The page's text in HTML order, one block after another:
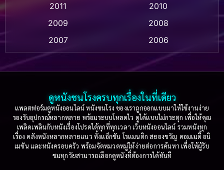
Based on a True Story เรื่องจริง(36)
Based on Novel(16)
Betrayal(1)
Biography(3)
2011
2010
2009
2008
2007
2006
2005
2004
2003
2002
2001
2000
1999
1998
1997
1996
1995
1994
1993
1992
ดูหนังชนโรงครบทุกเรื่องในที่เดียว
แพลตฟอร์มดูหนังออนไลน์ หนังชนโรง ของเราถูกออกแบบมาให้ใช้งานง่าย
รองรับอุปกรณ์หลากหลาย พร้อมระบบโหลดไว ดูได้แบบไม่กระตุก เพื่อให้คุณ
เพลิดเพลินกับหนังเรื่องโปรดได้ทุกที่ทุกเวลา เว็บหนังออนไลน์ รวมหนังทุก
เรื่อง คลังหนังหลากหลายแนว ทั้งแอ็กชัน โรแมนติก สยองขวัญ คอมเมดี้ อนิ
เมชัน และหนังครอบครัว พร้อมจัดหมวดหมู่ให้ง่ายต่อการค้นหา เพื่อให้ผู้รับ
ชมทุกวัยสามารถเลือกดูหนังที่ต้องการได้ทันที